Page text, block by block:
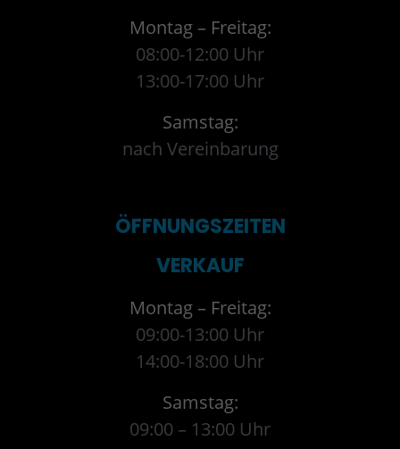
Montag – Freitag:
08:00-12:00 Uhr
13:00-17:00 Uhr
Samstag:
nach Vereinbarung
ÖFFNUNGSZEITEN
VERKAUF
Montag – Freitag:
09:00-13:00 Uhr
14:00-18:00 Uhr
Samstag:
09:00 – 13:00 Uhr